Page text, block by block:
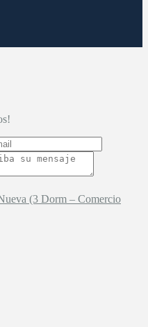
(3 Dorm – Comercio